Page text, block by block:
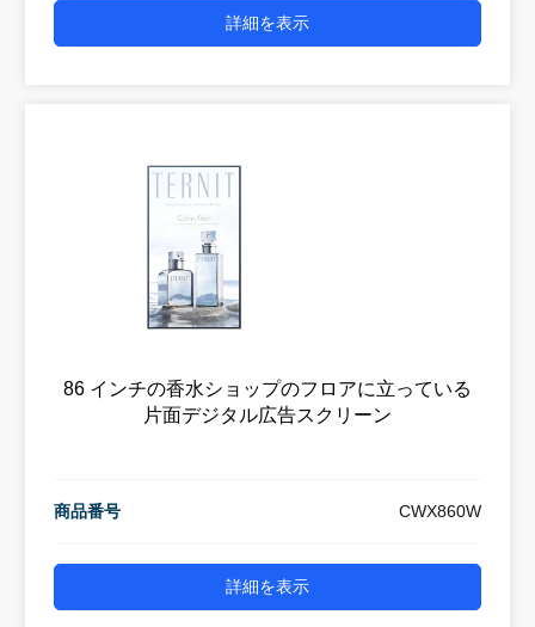
詳細を表示
86 インチの香水ショップのフロアに立っている
片面デジタル広告スクリーン
商品番号 CWX860W
詳細を表示